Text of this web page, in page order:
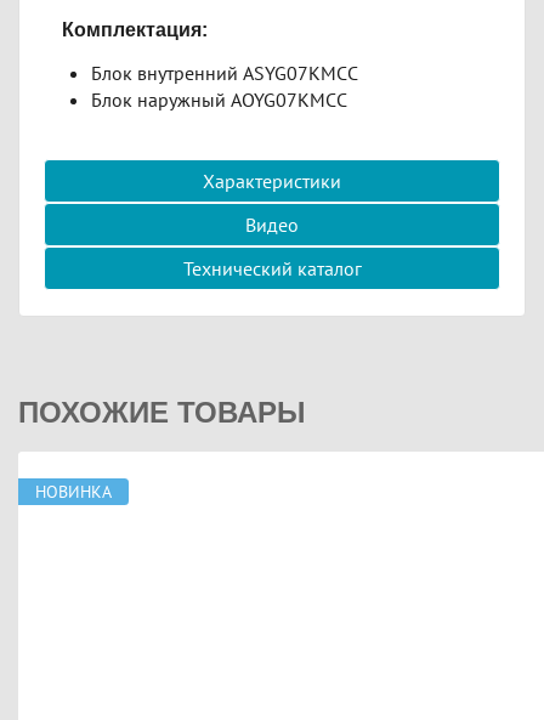
Комплектация:
Блок внутренний ASYG07KMCC
Блок наружный AOYG07KMCC
Характеристики
Видео
Технический каталог
ПОХОЖИЕ ТОВАРЫ
НОВИНКА